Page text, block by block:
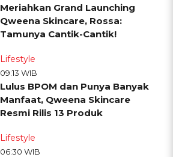
Meriahkan Grand Launching
Qweena Skincare, Rossa:
Tamunya Cantik-Cantik!
Lifestyle
09:13 WIB
Lulus BPOM dan Punya Banyak
Manfaat, Qweena Skincare
Resmi Rilis 13 Produk
Lifestyle
06:30 WIB